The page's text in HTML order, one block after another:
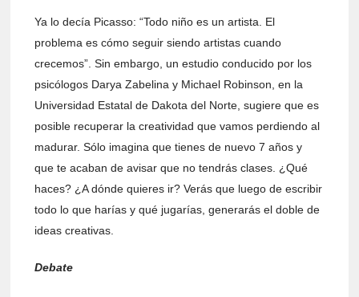
Ya lo decía Picasso: “Todo niño es un artista. El
problema es cómo seguir siendo artistas cuando
crecemos”. Sin embargo, un estudio conducido por los
psicólogos Darya Zabelina y Michael Robinson, en la
Universidad Estatal de Dakota del Norte, sugiere que es
posible recuperar la creatividad que vamos perdiendo al
madurar. Sólo imagina que tienes de nuevo 7 años y
que te acaban de avisar que no tendrás clases. ¿Qué
haces? ¿A dónde quieres ir? Verás que luego de escribir
todo lo que harías y qué jugarías, generarás el doble de
ideas creativas.
Debate